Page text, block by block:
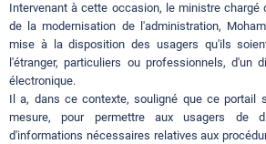
Intervenant à cette occasion, le ministre chargé
de la modernisation de l'administration,
mise à la disposition des usagers qu'ils
l'étranger, particuliers ou professionnels, d'un
électronique.
Il a, dans ce contexte, souligné que ce portail
mesure, pour permettre aux usagers de
d'informations nécessaires relatives aux